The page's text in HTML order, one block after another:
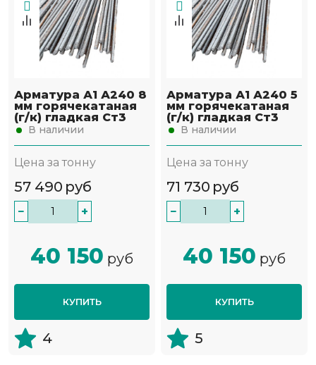
Арматура А1 А240 8
мм горячекатаная
(г/к) гладкая Ст3
В наличии
Цена за тонну
57 490 руб
− +
40 150 руб
КУПИТЬ
4
Арматура А1 А240 5
мм горячекатаная
(г/к) гладкая Ст3
В наличии
Цена за тонну
71 730 руб
− +
40 150 руб
КУПИТЬ
5